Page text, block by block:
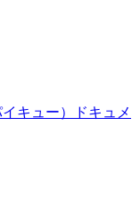
キュー）ドキュメ